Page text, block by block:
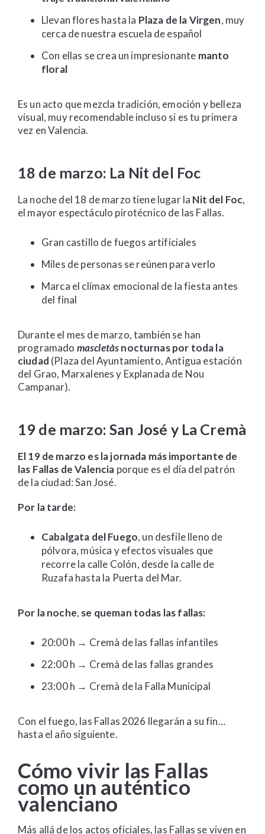
Llevan flores hasta la Plaza de la Virgen, muy
cerca de nuestra escuela de español
Con ellas se crea un impresionante manto
floral
Es un acto que mezcla tradición, emoción y belleza
visual, muy recomendable incluso si es tu primera
vez en Valencia.
18 de marzo: La Nit del Foc
La noche del 18 de marzo tiene lugar la Nit del Foc,
el mayor espectáculo pirotécnico de las Fallas.
Gran castillo de fuegos artificiales
Miles de personas se reúnen para verlo
Marca el clímax emocional de la fiesta antes
del final
Durante el mes de marzo, también se han
programado mascletàsnocturnas por toda la
ciudad (Plaza del Ayuntamiento, Antigua estación
del Grao, Marxalenes y Explanada de Nou
Campanar).
19 de marzo: San José y La Cremà
El 19 de marzo es la jornada más importante de
las Fallas de Valencia porque es el día del patrón
de la ciudad: San José.
Por la tarde:
Cabalgata del Fuego, un desfile lleno de
pólvora, música y efectos visuales que
recorre la calle Colón, desde la calle de
Ruzafa hasta la Puerta del Mar.
Por la noche, se queman todas las fallas:
20:00 h → Cremà de las fallas infantiles
22:00 h → Cremà de las fallas grandes
23:00 h → Cremà de la Falla Municipal
Con el fuego, las Fallas 2026 llegarán a su fin…
hasta el año siguiente.
Cómo vivir las Fallas
como un auténtico
valenciano
Más allá de los actos oficiales, las Fallas se viven en